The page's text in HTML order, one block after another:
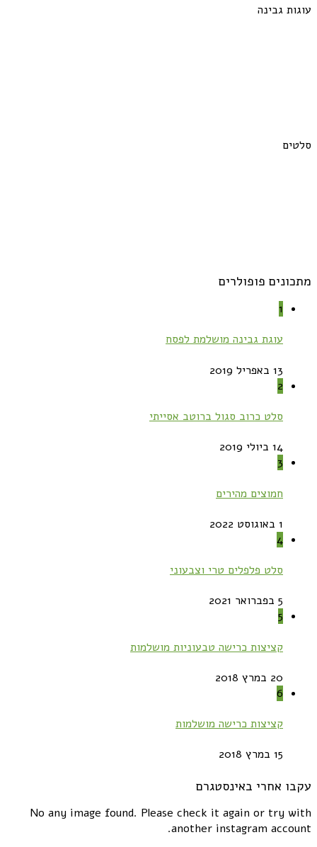
עוגות גבינה
סלטים
מתכונים פופולרים
1
עוגת גבינה מושלמת לפסח
13 באפריל 2019
2
סלט כרוב סגול ברוטב אסייתי
14 ביולי 2019
3
חמוצים מהירים
1 באוגוסט 2022
4
סלט פלפלים טרי וצבעוני
5 בפברואר 2021
5
קציצות כרישה טבעוניות מושלמות
20 במרץ 2018
6
קציצות כרישה מושלמות
15 במרץ 2018
עקבו אחרי באינסטגרם
No any image found. Please check it again or try with
another instagram account.